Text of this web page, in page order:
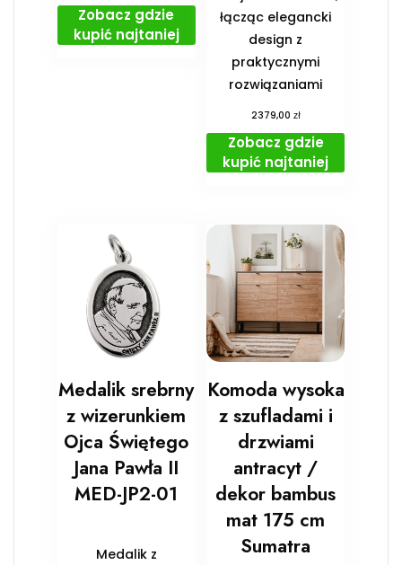
Zobacz gdzie
kupić najtaniej
łącząc elegancki
design z
praktycznymi
rozwiązaniami
2379,00 zł
Zobacz gdzie
kupić najtaniej
Medalik srebrny
z wizerunkiem
Ojca Świętego
Jana Pawła II
MED-JP2-01
Medalik z
Komoda wysoka
z szufladami i
drzwiami
antracyt /
dekor bambus
mat 175 cm
Sumatra